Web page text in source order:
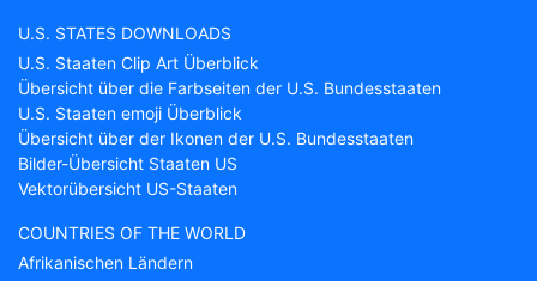
U.S. STATES DOWNLOADS
U.S. Staaten Clip Art Überblick
Übersicht über die Farbseiten der U.S. Bundesstaaten
U.S. Staaten emoji Überblick
Übersicht über der Ikonen der U.S. Bundesstaaten
Bilder-Übersicht Staaten US
Vektorübersicht US-Staaten
COUNTRIES OF THE WORLD
Afrikanischen Ländern